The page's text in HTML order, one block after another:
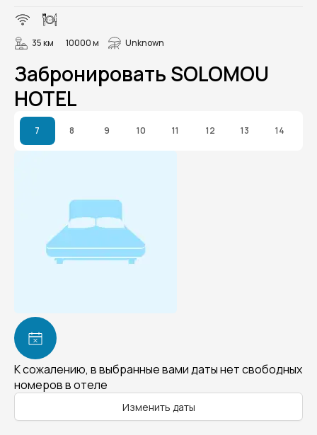
35 км 10000 м Unknown
Забронировать SOLOMOU
HOTEL
7 8 9 10 11 12 13 14
К сожалению, в выбранные вами даты нет свободных
номеров в отеле
Изменить даты